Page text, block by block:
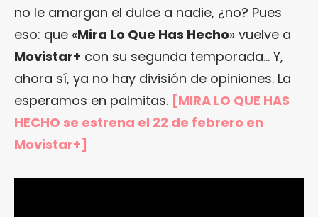
no le amargan el dulce a nadie, ¿no? Pues
eso: que «Mira Lo Que Has Hecho» vuelve a
Movistar+ con su segunda temporada… Y,
ahora sí, ya no hay división de opiniones. La
esperamos en palmitas. [MIRA LO QUE HAS
HECHO se estrena el 22 de febrero en
Movistar+]